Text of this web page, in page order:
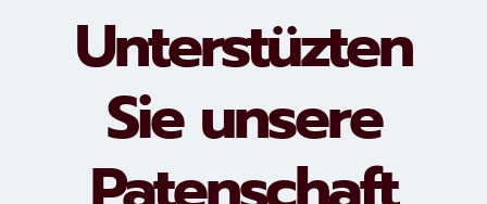
Unterstüzten
Sie unsere